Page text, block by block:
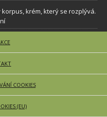
korpus, krém, který se rozplývá.
COOKIES
(EU)